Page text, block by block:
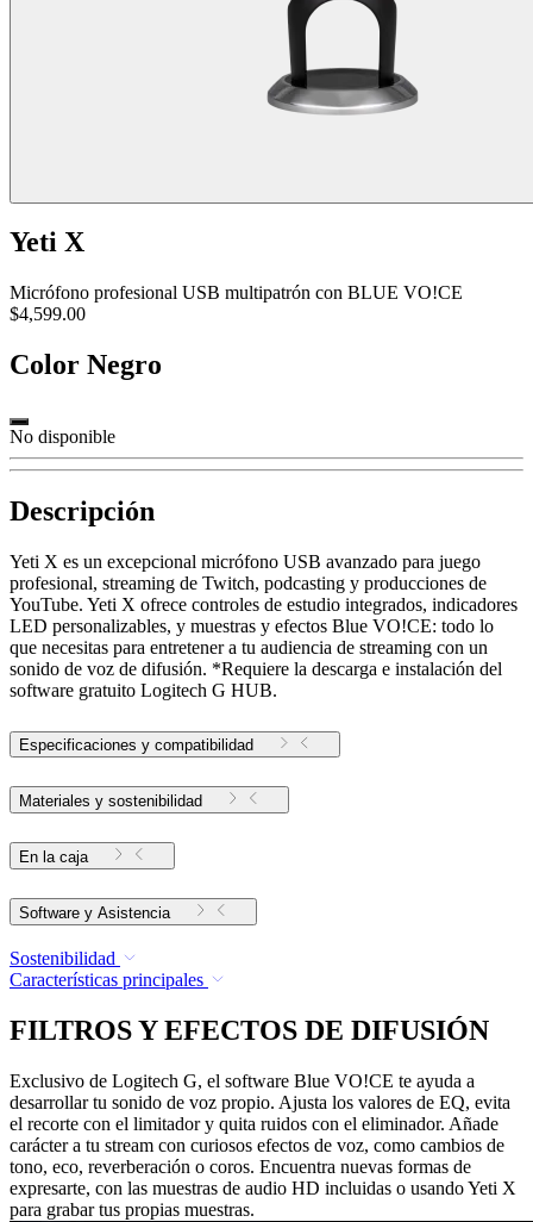
Yeti X
Micrófono profesional USB multipatrón con BLUE VO!CE
$4,599.00
Color Negro
No disponible
Descripción
Yeti X es un excepcional micrófono USB avanzado para juego
profesional, streaming de Twitch, podcasting y producciones de
YouTube. Yeti X ofrece controles de estudio integrados, indicadores
LED personalizables, y muestras y efectos Blue VO!CE: todo lo
que necesitas para entretener a tu audiencia de streaming con un
sonido de voz de difusión. *Requiere la descarga e instalación del
software gratuito Logitech G HUB.
Especificaciones y compatibilidad
Materiales y sostenibilidad
En la caja
Software y Asistencia
Sostenibilidad
Características principales
FILTROS Y EFECTOS DE DIFUSIÓN
Exclusivo de Logitech G, el software Blue VO!CE te ayuda a
desarrollar tu sonido de voz propio. Ajusta los valores de EQ, evita
el recorte con el limitador y quita ruidos con el eliminador. Añade
carácter a tu stream con curiosos efectos de voz, como cambios de
tono, eco, reverberación o coros. Encuentra nuevas formas de
expresarte, con las muestras de audio HD incluidas o usando Yeti X
para grabar tus propias muestras.